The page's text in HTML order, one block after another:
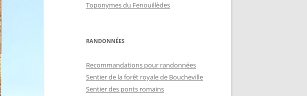
Toponymes du Fenouillèdes
RANDONNÉES
Recommandations pour randonnées
Sentier de la forêt royale de Boucheville
Sentier des ponts romains